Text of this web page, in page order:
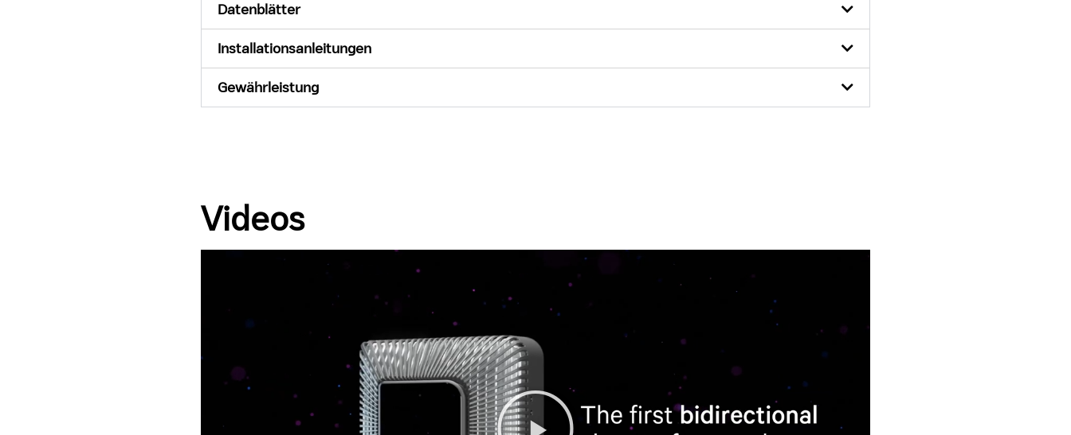
Datenblätter
Installationsanleitungen
Gewährleistung
Videos